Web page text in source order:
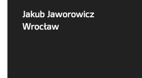
Jakub Jaworowicz
Wrocław